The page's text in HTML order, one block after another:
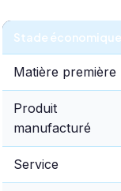
Stade économique
Matière première
Produit
manufacturé
Service